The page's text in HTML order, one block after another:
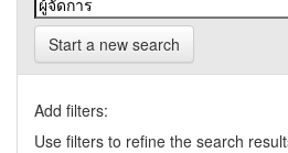
Start a new search
Add filters:
Use filters to refine the search